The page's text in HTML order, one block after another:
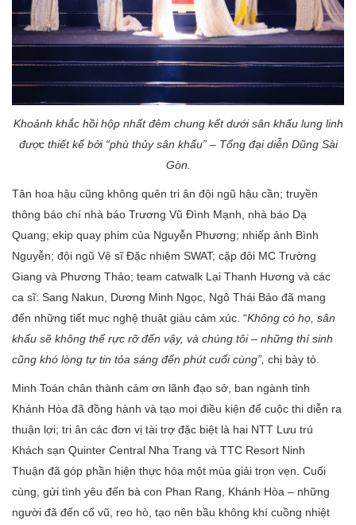
Khoảnh khắc hồi hộp nhất đêm chung kết dưới sân khấu lung linh
được thiết kế bởi “phù thủy sân khấu” – Tổng đại diễn Dũng Sài
Gòn.
Tân hoa hậu cũng không quên tri ân đội ngũ hậu cần; truyền
thông báo chí nhà báo Trương Vũ Đình Mạnh, nhà báo Dạ
Quang; ekip quay phim của Nguyễn Phương; nhiếp ảnh Bình
Nguyễn; đội ngũ Vệ sĩ Đặc nhiệm SWAT; cặp đôi MC Trường
Giang và Phương Thảo; team catwalk Lại Thanh Hương và các
ca sĩ: Sang Nakun, Dương Minh Ngọc, Ngô Thái Bảo đã mang
đến những tiết mục nghệ thuật giàu cảm xúc. “Không có họ, sân
khấu sẽ không thể rực rỡ đến vậy, và chúng tôi – những thí sinh
cũng khó lòng tự tin tỏa sáng đến phút cuối cùng”, chị bày tỏ.
Minh Toán chân thành cảm ơn lãnh đạo sở, ban ngành tỉnh
Khánh Hòa đã đồng hành và tạo mọi điều kiện để cuộc thi diễn ra
thuận lợi; tri ân các đơn vị tài trợ đặc biệt là hai NTT Lưu trú
Khách sạn Quinter Central Nha Trang và TTC Resort Ninh
Thuận đã góp phần hiện thực hóa một mùa giải trọn vẹn. Cuối
cùng, gửi tình yêu đến bà con Phan Rang, Khánh Hòa – những
người đã đến cổ vũ, reo hò, tạo nên bầu không khí cuồng nhiệt